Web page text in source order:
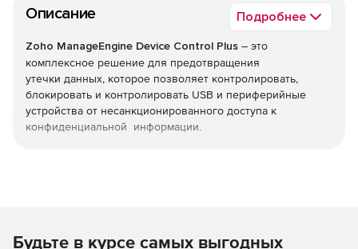
Описание Подробнее
Zoho ManageEngine Device Control Plus – это
комплексное решение для предотвращения
утечки данных, которое позволяет контролировать,
блокировать и контролировать USB и периферийные
устройства от несанкционированного доступа к
конфиденциальной информации.
правилами, разработанными для немедленного начала
Будьте в курсе самых выгодных